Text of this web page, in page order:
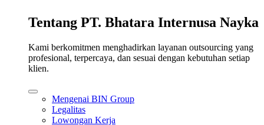
Tentang PT. Bhatara Internusa Nayka
Kami berkomitmen menghadirkan layanan outsourcing yang
profesional, terpercaya, dan sesuai dengan kebutuhan setiap
klien.
Mengenai BIN Group
Legalitas
Lowongan Kerja